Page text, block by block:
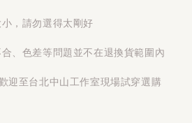
，請勿選得太剛好
、色差等問題並不在退換貨範圍內
迎至台北中山工作室現場試穿選購